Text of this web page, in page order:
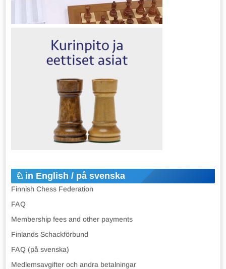
in English / på svenska
Finnish Chess Federation
FAQ
Membership fees and other payments
Finlands Schackförbund
FAQ (på svenska)
Medlemsavgifter och andra betalningar